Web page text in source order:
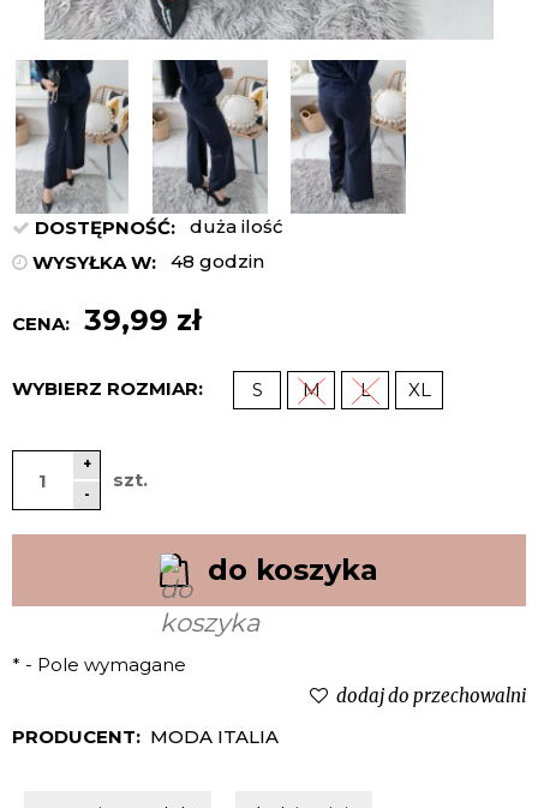
DOSTĘPNOŚĆ:
duża ilość
WYSYŁKA W:
48 godzin
CENA: 39,99 zł
WYBIERZ ROZMIAR: S M L XL
+
-
szt.
do koszyka
* - Pole wymagane
dodaj do przechowalni
PRODUCENT: MODA ITALIA